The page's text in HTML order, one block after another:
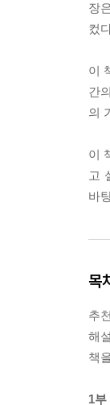
장
컸
이
간
의
이
고
바
목
추
해
책
1부